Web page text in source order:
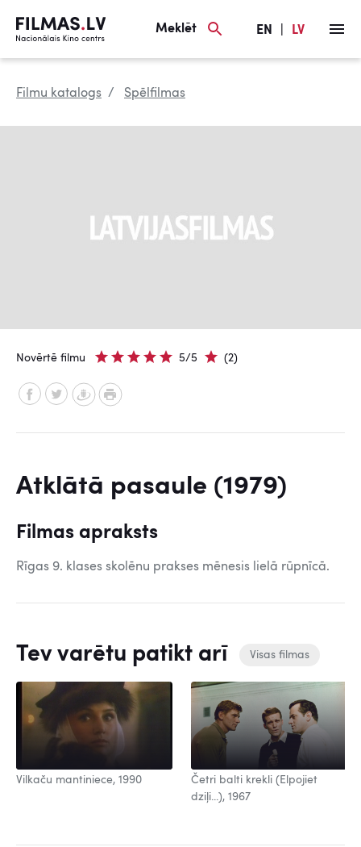
Meklēt EN LV
Filmu katalogs Spēlfilmas
Novērtē filmu 5/5 (2)
Atklātā pasaule (1979)
Filmas apraksts
Rīgas 9. klases skolēnu prakses mēnesis lielā rūpnīcā.
Tev varētu patikt arī Visas filmas
Vilkaču mantiniece, 1990
Četri balti krekli (Elpojiet
dziļi...), 1967